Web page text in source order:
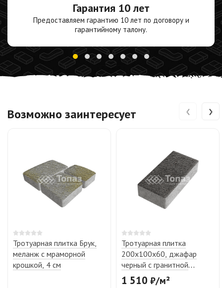
Гарантия 10 лет
Предоставляем гарантию 10 лет по договору и
гарантийному талону.
Возможно заинтересует
Тротуарная плитка Брук,
меланж с мраморной
крошкой, 4 см
Тротуарная плитка
200х100х60, джафар
черный с гранитной
крошкой
1 510 ₽/м²
‹ ›